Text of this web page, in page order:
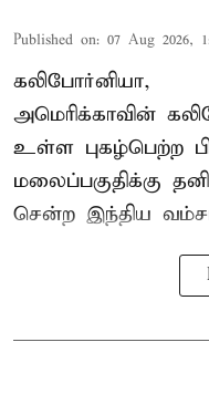
Published on: 07 Aug 2026,
கலிபோர்னியா,
அமெரிக்காவின்
உள்ள புகழ்பெற்ற
மலைப்பகுதிக்கு
சென்ற இந்திய